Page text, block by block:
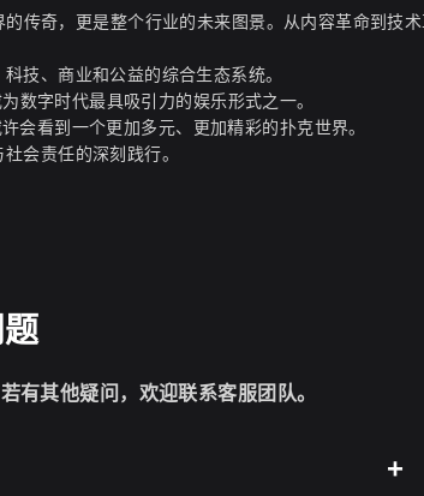
传奇，更是整个行业的未来图景。从内容革命到技
技、商业和公益的综合生态系统。
数字时代最具吸引力的娱乐形式之一。
会看到一个更加多元、更加精彩的扑克世界。
会责任的深刻践行。
有其他疑问，欢迎联系客服团队。